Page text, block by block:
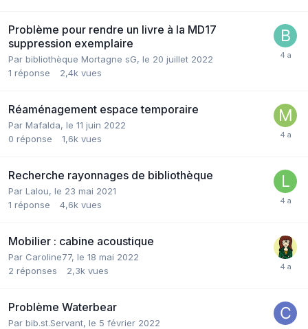
Problème pour rendre un livre à la MD17
suppression exemplaire
Par bibliothèque Mortagne sG, le 20 juillet 2022
1 réponse 2,4k vues
Réaménagement espace temporaire
Par Mafalda, le 11 juin 2022
0 réponse 1,6k vues
Recherche rayonnages de bibliothèque
Par Lalou, le 23 mai 2021
1 réponse 4,6k vues
Mobilier : cabine acoustique
Par Caroline77, le 18 mai 2022
2 réponses 2,3k vues
Problème Waterbear
Par bib.st.Servant, le 5 février 2022